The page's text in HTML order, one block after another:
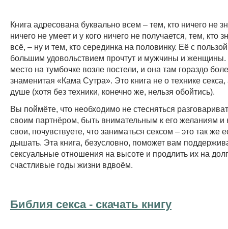
Книга адресована буквально всем – тем, кто ничего не
ничего не умеет и у кого ничего не получается, тем, кто
всё, – ну и тем, кто серединка на половинку. Её с
большим удовольствием прочтут и мужчины и женщины.
место на тумбочке возле постели, и она там гораздо
знаменитая «Кама Сутра». Это книга не о технике секса,
душе (хотя без техники, конечно же, нельзя обойтись).
Вы поймёте, что необходимо не стесняться
своим партнёром, быть внимательным к его желаниям и
свои, почувствуете, что заниматься сексом – это так же
дышать. Эта книга, безусловно, поможет вам
сексуальные отношения на высоте и продлить их на
счастливые годы жизни вдвоём.
Библия секса - cкачать книгу